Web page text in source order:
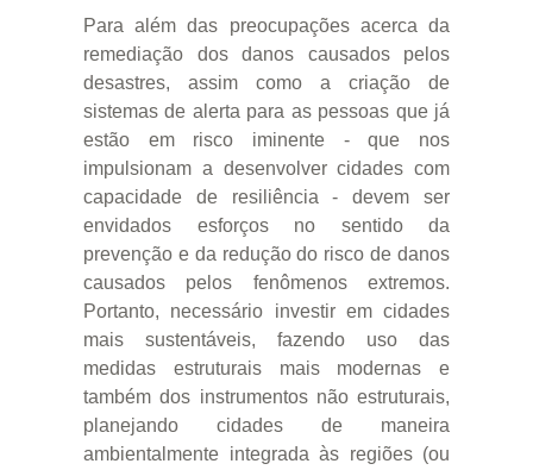
Para além das preocupações acerca da
remediação dos danos causados pelos
desastres, assim como a criação de
sistemas de alerta para as pessoas que já
estão em risco iminente - que nos
impulsionam a desenvolver cidades com
capacidade de resiliência - devem ser
envidados esforços no sentido da
prevenção e da redução do risco de danos
causados pelos fenômenos extremos.
Portanto, necessário investir em cidades
mais sustentáveis, fazendo uso das
medidas estruturais mais modernas e
também dos instrumentos não estruturais,
planejando cidades de maneira
ambientalmente integrada às regiões (ou